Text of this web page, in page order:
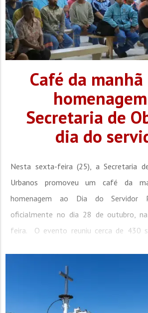
Café da
Secretaria de
dia do
Nesta sexta-feira (25), a Secretaria
Urbanos promoveu um café da
homenagem ao Dia do Servidor
oficialmente no dia 28 de outubro,
feira. O evento reuniu cerca de 430
reconhecimento ao trabalho e
realizando ao longo do ano. Durante o